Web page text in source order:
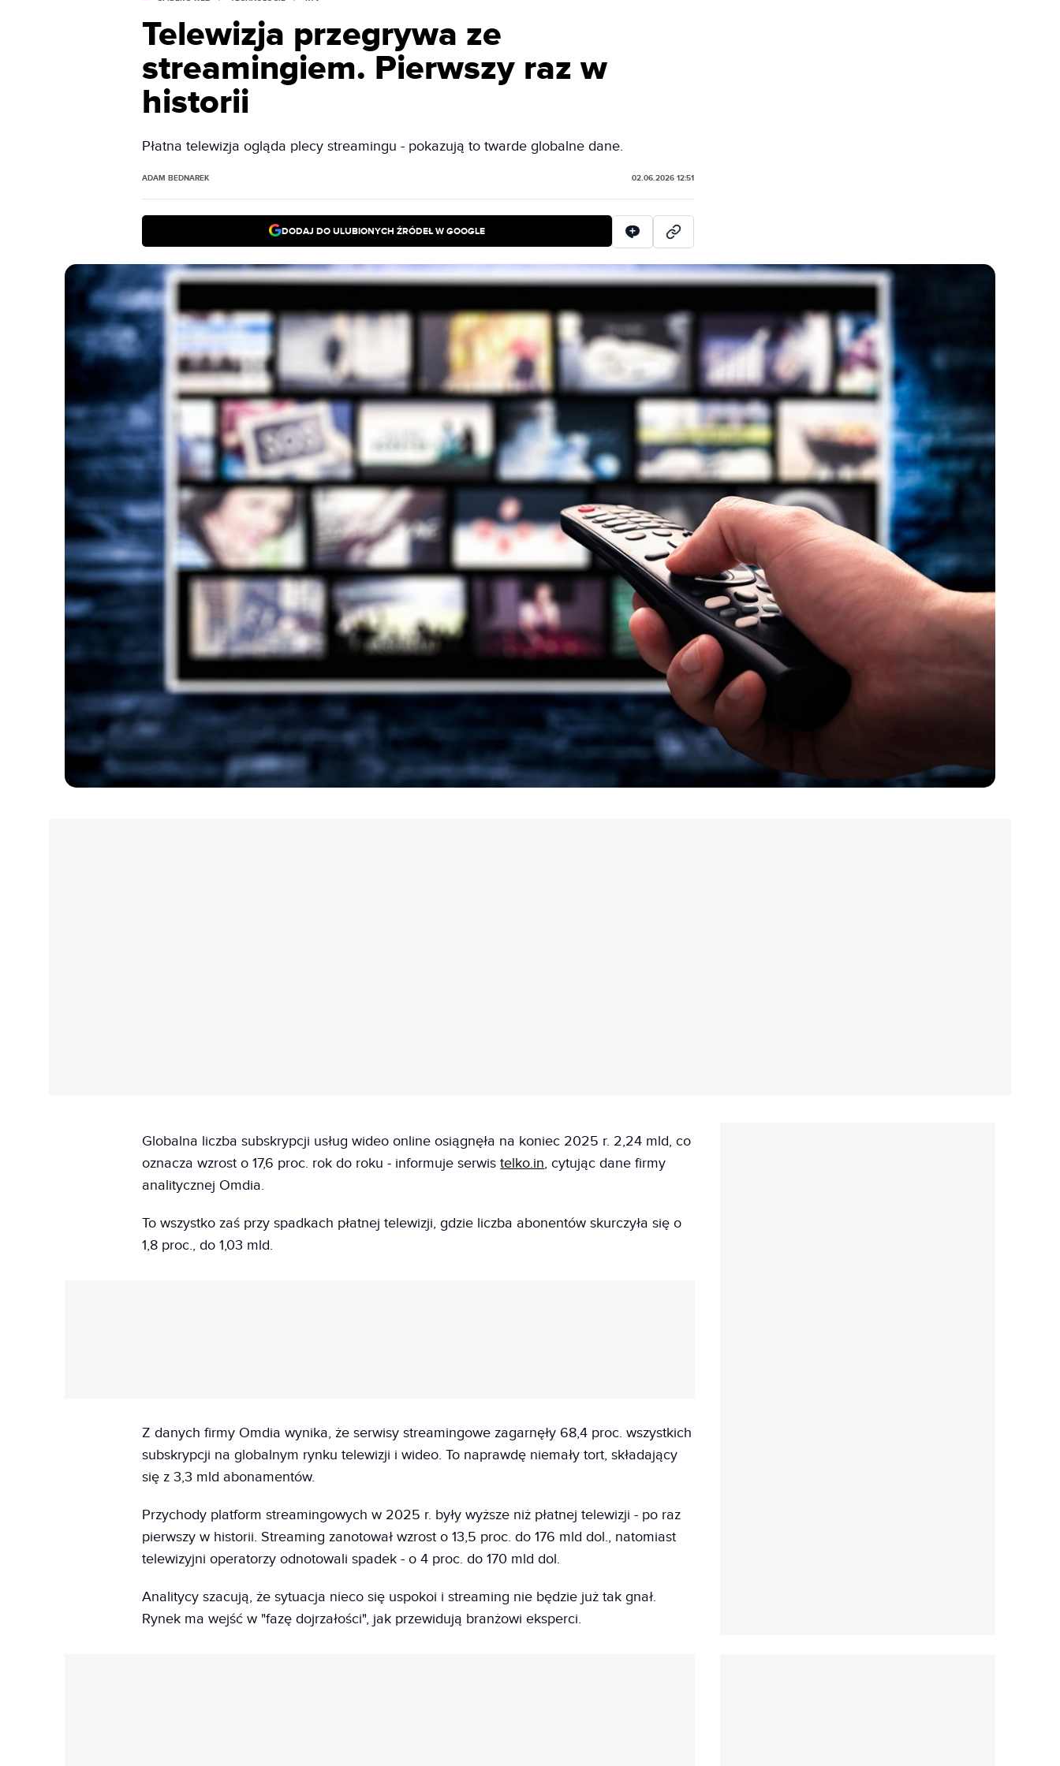
Telewizja przegrywa ze
streamingiem. Pierwszy raz w
historii
Płatna telewizja ogląda plecy streamingu - pokazują to twarde globalne dane.
ADAM BEDNAREK 02.06.2026 12:51
DODAJ DO ULUBIONYCH ŹRÓDEŁ W GOOGLE
Globalna liczba subskrypcji usług wideo online osiągnęła na koniec 2025 r. 2,24 mld, co
oznacza wzrost o 17,6 proc. rok do roku - informuje serwistelko.in, cytując dane firmy
analitycznej Omdia.
To wszystko zaś przy spadkach płatnej telewizji, gdzie liczba abonentów skurczyła się o
1,8 proc., do 1,03 mld.
Z danych firmy Omdia wynika, że serwisy streamingowe zagarnęły 68,4 proc. wszystkich
subskrypcji na globalnym rynku telewizji i wideo. To naprawdę niemały tort, składający
się z 3,3 mld abonamentów.
Przychody platform streamingowych w 2025 r. były wyższe niż płatnej telewizji - po raz
pierwszy w historii. Streaming zanotował wzrost o 13,5 proc. do 176 mld dol., natomiast
telewizyjni operatorzy odnotowali spadek - o 4 proc. do 170 mld dol.
Analitycy szacują, że sytuacja nieco się uspokoi i streaming nie będzie już tak gnał.
Rynek ma wejść w "fazę dojrzałości", jak przewidują branżowi eksperci.